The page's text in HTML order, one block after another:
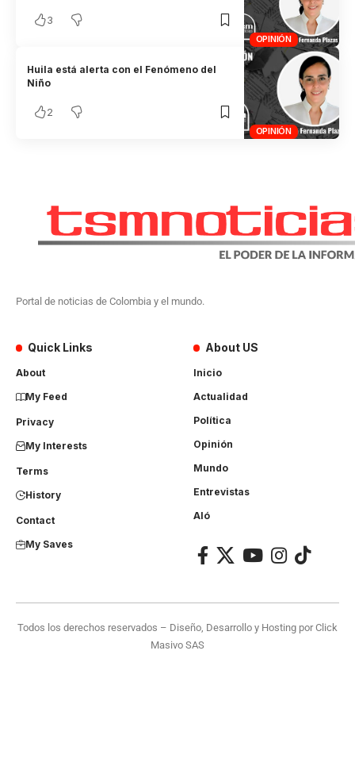
OPINIÓN
3
OPINIÓN
Huila está alerta con el Fenómeno del
Niño
2
Portal de noticias de Colombia y el mundo.
Quick Links
About
My Feed
Privacy
My Interests
Terms
History
Contact
My Saves
About US
Inicio
Actualidad
Política
Opinión
Mundo
Entrevistas
Aló
Todos los derechos reservados – Diseño, Desarrollo y Hosting porClick
Masivo SAS